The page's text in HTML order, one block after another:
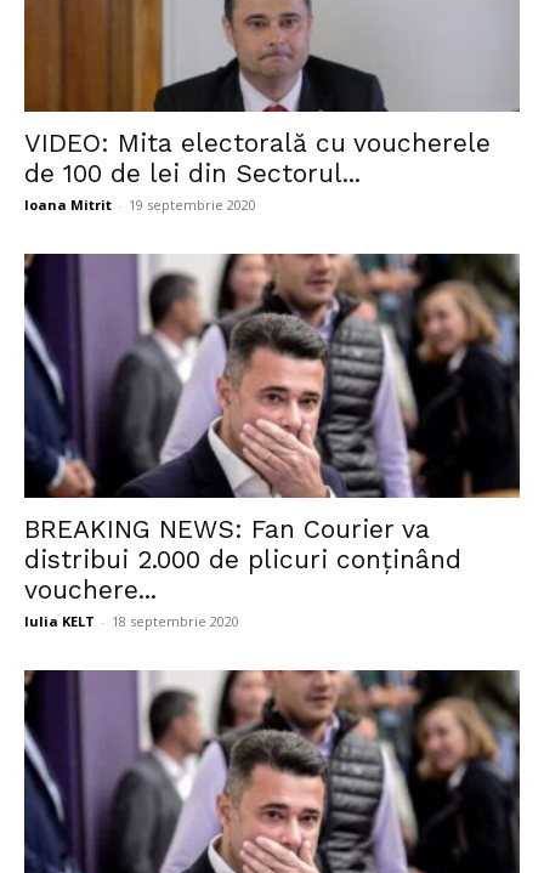
VIDEO: Mita electorală cu voucherele
de 100 de lei din Sectorul...
Ioana Mitrit - 19 septembrie 2020
BREAKING NEWS: Fan Courier va
distribui 2.000 de plicuri conținând
vouchere...
Iulia KELT - 18 septembrie 2020